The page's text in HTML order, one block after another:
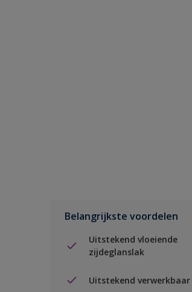
Belangrijkste voordelen
Uitstekend vloeiende
zijdeglanslak
Uitstekend verwerkbaar